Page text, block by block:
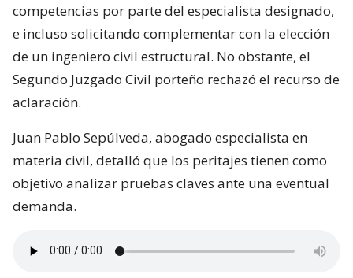
competencias por parte del especialista designado,
e incluso solicitando complementar con la elección
de un ingeniero civil estructural. No obstante, el
Segundo Juzgado Civil porteño rechazó el recurso de
aclaración.
Juan Pablo Sepúlveda, abogado especialista en
materia civil, detalló que los peritajes tienen como
objetivo analizar pruebas claves ante una eventual
demanda.